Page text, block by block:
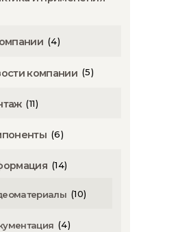
(4)
компании (5)
(11)
(6)
(14)
(10)
(4)